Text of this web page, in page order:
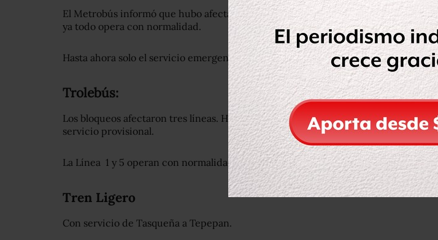
El Metrobús informó que hubo afectación en el servicio de las líneas 1, 5, 6 y 7, pero
ya todo opera con normalidad.
Hasta ahora solo el servicio emergente en Tláhuac continúa sin servicio.
Trolebús:
Los bloqueos afectaron tres líneas. Hasta las 10 de la mañana solo la Línea 5 tiene
servicio provisional.
La Línea 1 y 5 operan con normalidad.
Tren Ligero
Con servicio de Tasqueña a Tepepan.